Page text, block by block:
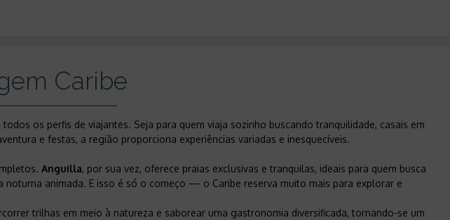
Caribe
os perfis de viajantes. Seja para quem viaja sozinho buscando tranquilidade, casais em
e festas, a região proporciona experiências variadas e inesquecíveis.
Anguilla, por sua vez, oferece praias exclusivas e tranquilas, ideais para quem busca
animada. E isso é só o começo — o Caribe reserva muito mais para explorar e
trilhas em meio à natureza e saborear uma gastronomia diversificada, tornando-se um